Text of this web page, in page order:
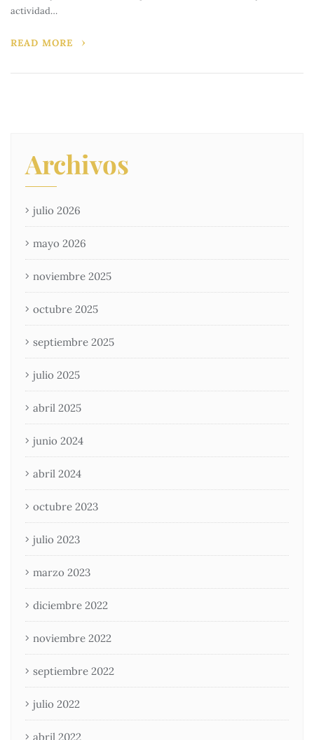
actividad…
READ MORE
Archivos
julio 2026
mayo 2026
noviembre 2025
octubre 2025
septiembre 2025
julio 2025
abril 2025
junio 2024
abril 2024
octubre 2023
julio 2023
marzo 2023
diciembre 2022
noviembre 2022
septiembre 2022
julio 2022
abril 2022